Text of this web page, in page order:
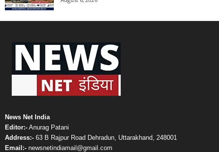
News Net India
Editor:- Anurag Patani
Address:- 63 B Rajpur Road Dehradun, Uttarakhand, 248001
Email:- newsnetindiamail@gmail.com